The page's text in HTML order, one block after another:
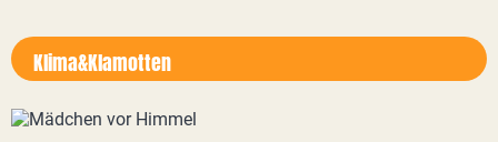
Klima&Klamotten